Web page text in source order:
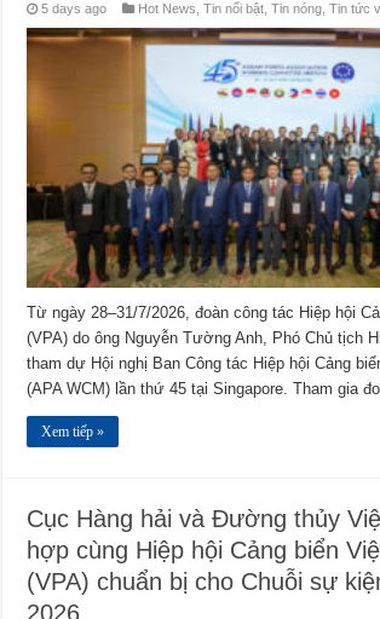
5 days ago Hot News ,Tin nổi bật ,Tin nóng ,Tin tức
Từ ngày 28–31/7/2026, đoàn công tác Hiệp hội
(VPA) do ông Nguyễn Tường Anh, Phó Chủ tịch
tham dự Hội nghị Ban Công tác Hiệp hội Cảng
(APA WCM) lần thứ 45 tại Singapore. Tham gia
Xem tiếp »
Cục Hàng hải và Đường thủy
hợp cùng Hiệp hội Cảng biển
(VPA) chuẩn bị cho Chuỗi sự
2026